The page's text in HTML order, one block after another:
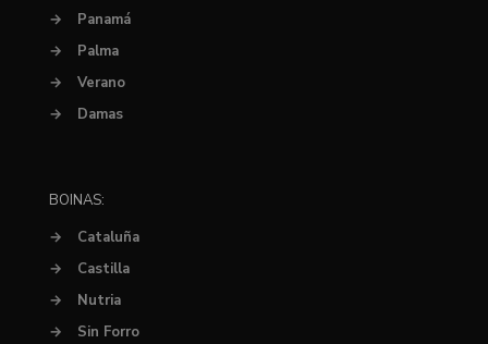
→
Panamá
→
Palma
→
Verano
→
Damas
BOINAS:
→
Cataluña
→
Castilla
→
Nutria
→
Sin Forro